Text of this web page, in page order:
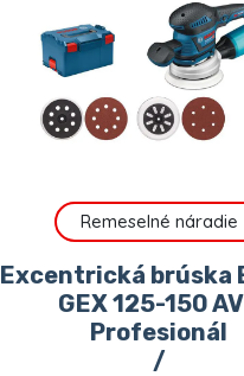
Remeselné náradie
Excentrická brúska
GEX 125-150
Profesionál
/